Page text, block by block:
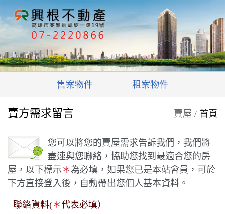
售案物件 租案物件
賣方需求留言 賣屋 / 首頁
您可以將您的賣屋需求告訴我們，我們將
盡速與您聯絡，協助您找到最適合您的房
屋，以下標示 ＊為必填，如果您已是本站會員，可於
下方直接登入後，自動帶出您個人基本資料。
聯絡資料(＊代表必填）